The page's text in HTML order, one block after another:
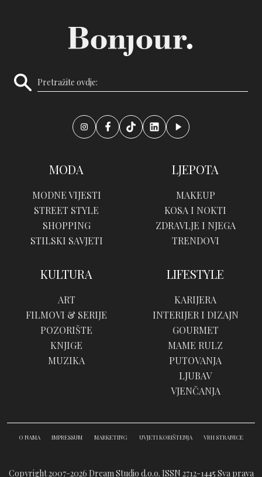
MODA
MODNE VIJESTI
STREET STYLE
SHOPPING
STILSKI SAVJETI
LJEPOTA
MAKEUP
KOSA I NOKTI
ZDRAVLJE I NJEGA
TRENDOVI
KULTURA
ART
FILMOVI & SERIJE
POZORIŠTE
KNJIGE
MUZIKA
LIFESTYLE
KARIJERA
INTERIJER I DIZAJN
GOURMET
MAME RULZ
PUTOVANJA
LJUBAV
VJENČANJA
O NAMA IMPRESSUM MARKETING UVJETI KORIŠTENJA VRH STRANICE
Copyright 2007-2026 Dream Studio d.o.o. ISSN 2712-1445 Sva prava